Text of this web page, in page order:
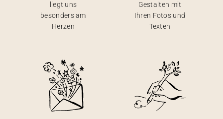
liegt uns
besonders am
Herzen
Gestalten mit
Ihren Fotos und
Texten